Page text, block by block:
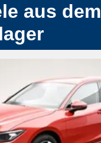
aus dem